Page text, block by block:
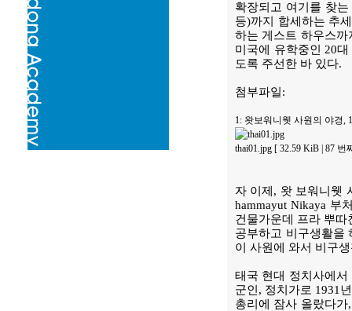
확장되고 여기를 찾
등)까지 합세하는 추
하는 게스트 하우스
미국에 유학중인 20
도록 주선한 바 있다.
첨부파일:
1: 왓보워니웻 사원의 야경,
thai01.jpg [ 32.59 KiB | 87 번
자 이제, 왓 보워니웻
hammayut Nikaya 부
건물가운데 프라 뿌
공부하고 비구생활을
이 사원에 와서 비구
태국 현대 정치사에서
군인, 정치가로 1931
총리에 잠사 올랐다